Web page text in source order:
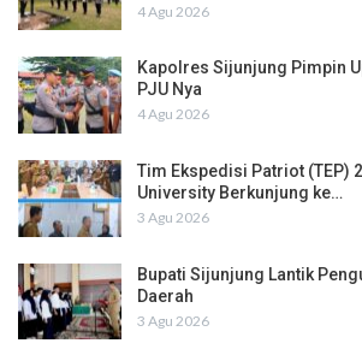
4 Agu 2026
Kapolres Sijunjung Pimpin
PJU Nya
4 Agu 2026
Tim Ekspedisi Patriot (TEP)
University Berkunjung ke…
3 Agu 2026
Bupati Sijunjung Lantik
Daerah
3 Agu 2026